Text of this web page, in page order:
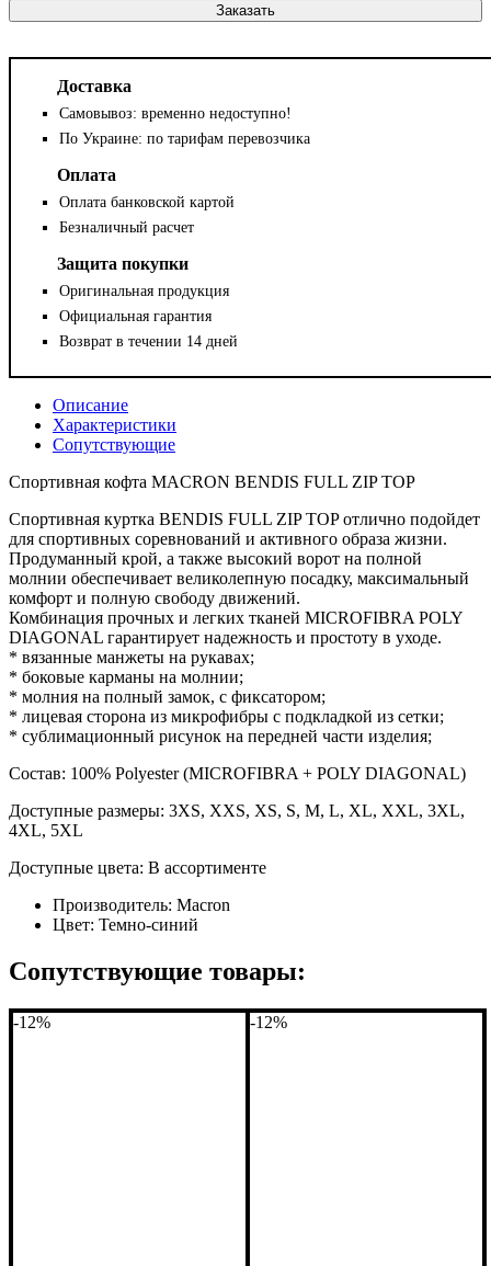
Заказать
Доставка
Самовывоз: временно недоступно!
По Украине: по тарифам перевозчика
Оплата
Оплата банковской картой
Безналичный расчет
Защита покупки
Оригинальная продукция
Официальная гарантия
Возврат в течении 14 дней
Описание
Характеристики
Сопутствующие
Спортивная кофта MACRON BENDIS FULL ZIP TOP
Спортивная куртка BENDIS FULL ZIP TOP отлично подойдет
для спортивных соревнований и активного образа жизни.
Продуманный крой, а также высокий ворот на полной
молнии обеспечивает великолепную посадку, максимальный
комфорт и полную свободу движений.
Комбинация прочных и легких тканей MICROFIBRA POLY
DIAGONAL гарантирует надежность и простоту в уходе.
* вязанные манжеты на рукавах;
* боковые карманы на молнии;
* молния на полный замок, с фиксатором;
* лицевая сторона из микрофибры с подкладкой из сетки;
* сублимационный рисунок на передней части изделия;
Состав: 100% Polyester (MICROFIBRA + POLY DIAGONAL)
Доступные размеры: 3XS, XXS, XS, S, M, L, XL, XXL, 3XL,
4XL, 5XL
Доступные цвета: В ассортименте
Производитель: Macron
Цвет: Темно-синий
Сопутствующие товары:
-12% -12%